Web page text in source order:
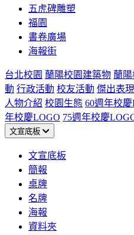
五虎碑雕塑
福園
書卷廣場
海報街
台北校園 蘭陽校園建築物 蘭
動 行政活動 校友活動 傑出表現
人物介紹 校園生態 60週年校
年校慶LOGO 75週年校慶
文宣底板
文宣底板
簡報
桌牌
名牌
海報
資料夾